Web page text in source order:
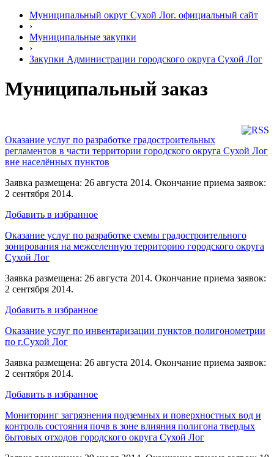
Муниципальный округ Сухой Лог. официальный сайт
›
Муниципальные закупки
›
Закупки Администрации городского округа Сухой Лог
Муниципальный заказ
Оказание услуг по разработке градостроительных
регламентов в части территории городского округа Сухой Лог
вне населённых пунктов
Заявка размещена: 26 августа 2014. Окончание приема заявок:
2 сентября 2014.
Добавить в избранное
Оказание услуг по разработке схемы градостроительного
зонирования на межселенную территорию городского округа
Сухой Лог
Заявка размещена: 26 августа 2014. Окончание приема заявок:
2 сентября 2014.
Добавить в избранное
Оказание услуг по инвентаризации пунктов полигонометрии
по г.Сухой Лог
Заявка размещена: 26 августа 2014. Окончание приема заявок:
2 сентября 2014.
Добавить в избранное
Мониторинг загрязнения подземных и поверхностных вод и
контроль состояния почв в зоне влияния полигона твердых
бытовых отходов городского округа Сухой Лог